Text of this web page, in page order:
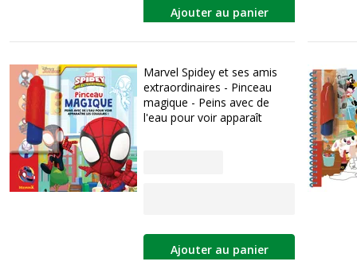
Ajouter au panier
Marvel Spidey et ses amis
extraordinaires - Pinceau
magique - Peins avec de
l'eau pour voir apparaît
Ajouter au panier